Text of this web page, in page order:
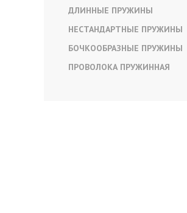
ДЛИННЫЕ ПРУЖИНЫ
НЕСТАНДАРТНЫЕ ПРУЖИНЫ
БОЧКООБРАЗНЫЕ ПРУЖИНЫ
ПРОВОЛОКА ПРУЖИННАЯ